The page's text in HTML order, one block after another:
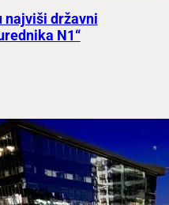
najviši državni
N1“